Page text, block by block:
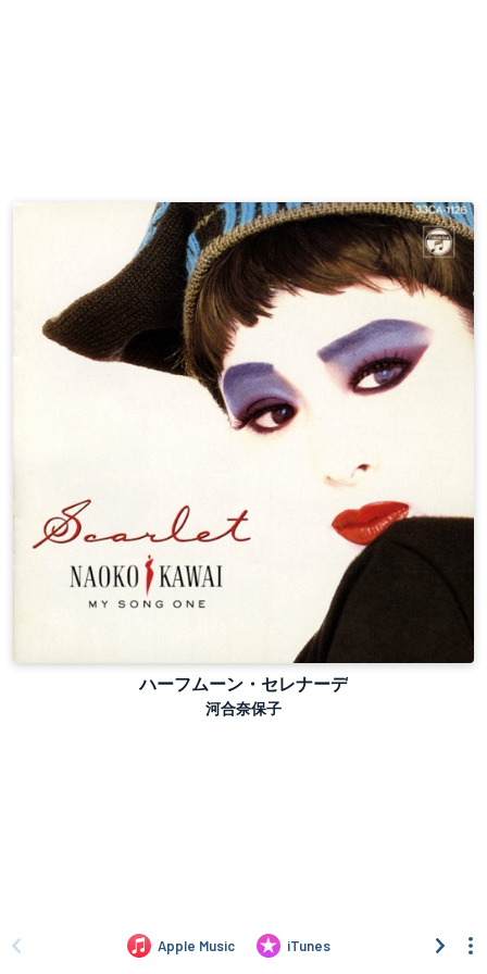
ハーフムーン・セレナーデ
河合奈保子
Apple Music iTunes